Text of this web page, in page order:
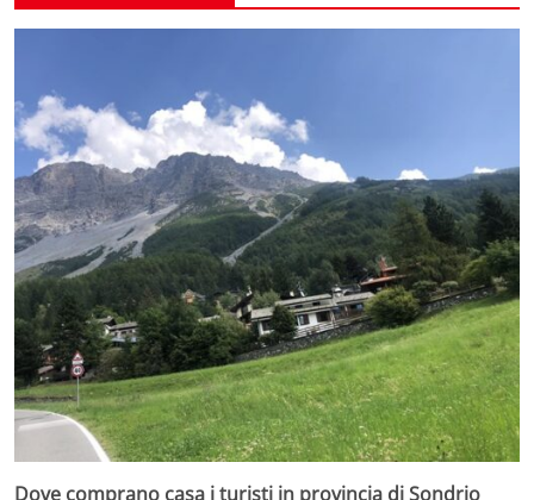
Dove comprano casa i turisti in provincia di Sondrio